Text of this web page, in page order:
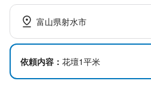
富山県射水市
依頼内容： 花壇1平米